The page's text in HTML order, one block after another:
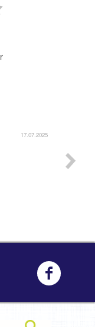
17.07.2025
ich
sehr